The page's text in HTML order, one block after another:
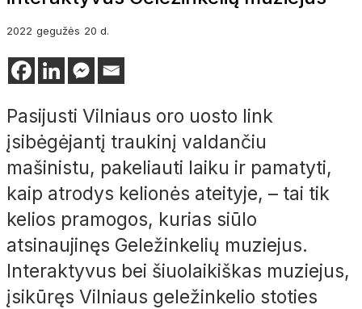
2022 gegužės 20 d.
Pasijusti Vilniaus oro uosto link
įsibėgėjantį traukinį valdančiu
mašinistu, pakeliauti laiku ir pamatyti,
kaip atrodys kelionės ateityje, – tai tik
kelios pramogos, kurias siūlo
atsinaujinęs Geležinkelių muziejus.
Interaktyvus bei šiuolaikiškas muziejus,
įsikūręs Vilniaus geležinkelio stoties